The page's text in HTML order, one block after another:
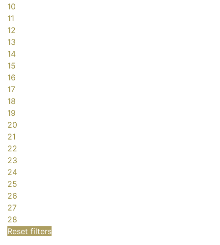
10
11
12
13
14
15
16
17
18
19
20
21
22
23
24
25
26
27
28
Reset filters